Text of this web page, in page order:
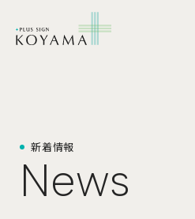
新着情報
News